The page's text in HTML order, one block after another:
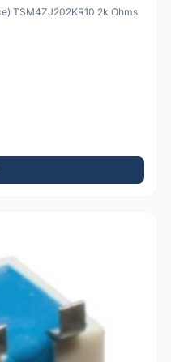
TSM4ZJ202KR10 2k Ohms